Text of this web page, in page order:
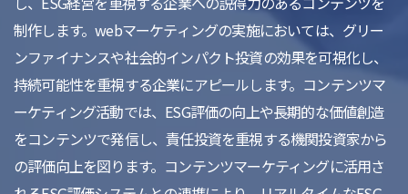
制作します。webマーケティングの実施においては、グリー
ンファイナンスや社会的インパクト投資の効果を可視化し、
持続可能性を重視する企業にアピールします。コンテンツマ
ーケティング活動では、ESG評価の向上や長期的な価値創造
をコンテンツで発信し、責任投資を重視する機関投資家から
の評価向上を図ります。コンテンツマーケティングに活用さ